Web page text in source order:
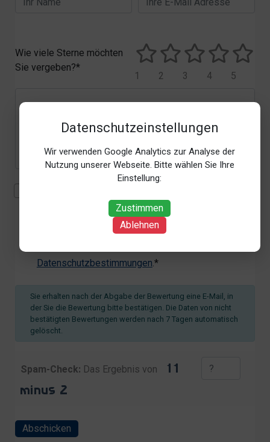
Datenschutzeinstellungen
Wir verwenden Google Analytics zur Analyse der
Nutzung unserer Webseite. Bitte wählen Sie Ihre
Einstellung:
Zustimmen
Ablehnen
Wie viele Sterne möchten
Sie vergeben?*
5
4
3
2
1
personenbezogenen Daten (Angaben, Datum und
Uhrzeit der Bewertungsabgabe, Referrer-URL) zum
Zweck der Bewertung erkläre ich mich
Datenschutzbestimmungen.*
Sie erhalten nach der Abgabe der Bewertung eine E-Mail, in
der Sie die Bewertung bitte bestätigen. Die Daten von nicht
bestätigten Bewertungen werden nach 7 Tagen automatisch
gelöscht.
Spam-Check: Das Ergebnis von
Abschicken